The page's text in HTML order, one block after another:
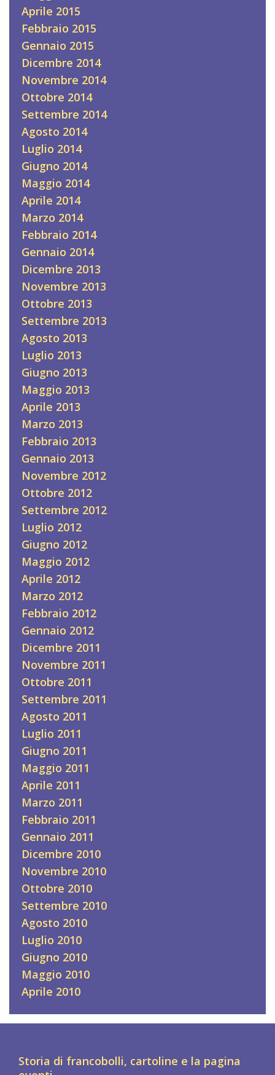
Aprile 2015
Febbraio 2015
Gennaio 2015
Dicembre 2014
Novembre 2014
Ottobre 2014
Settembre 2014
Agosto 2014
Luglio 2014
Giugno 2014
Maggio 2014
Aprile 2014
Marzo 2014
Febbraio 2014
Gennaio 2014
Dicembre 2013
Novembre 2013
Ottobre 2013
Settembre 2013
Agosto 2013
Luglio 2013
Giugno 2013
Maggio 2013
Aprile 2013
Marzo 2013
Febbraio 2013
Gennaio 2013
Novembre 2012
Ottobre 2012
Settembre 2012
Luglio 2012
Giugno 2012
Maggio 2012
Aprile 2012
Marzo 2012
Febbraio 2012
Gennaio 2012
Dicembre 2011
Novembre 2011
Ottobre 2011
Settembre 2011
Agosto 2011
Luglio 2011
Giugno 2011
Maggio 2011
Aprile 2011
Marzo 2011
Febbraio 2011
Gennaio 2011
Dicembre 2010
Novembre 2010
Ottobre 2010
Settembre 2010
Agosto 2010
Luglio 2010
Giugno 2010
Maggio 2010
Aprile 2010
Storia di francobolli, cartoline e la pagina